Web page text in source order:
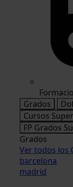
Grados
Cursos
FP Grados
Grados
Ver todos los
barcelona
madrid